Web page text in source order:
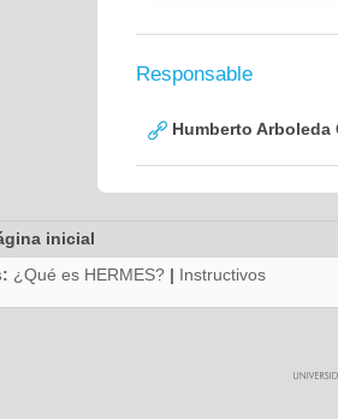
Responsable
Humberto Arboleda
inicial
¿Qué es HERMES? | Instructivos